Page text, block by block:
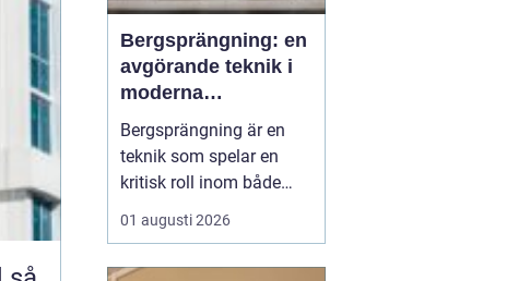
Bergsprängning: en
avgörande teknik i
moderna
byggprojekt
Bergsprängning är en
teknik som spelar en
kritisk roll inom både
byggnads- och
infrastrukturutveckling.
01 augusti 2026